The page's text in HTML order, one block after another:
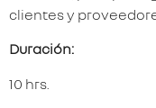
clientes y
Duración:
10 hrs.